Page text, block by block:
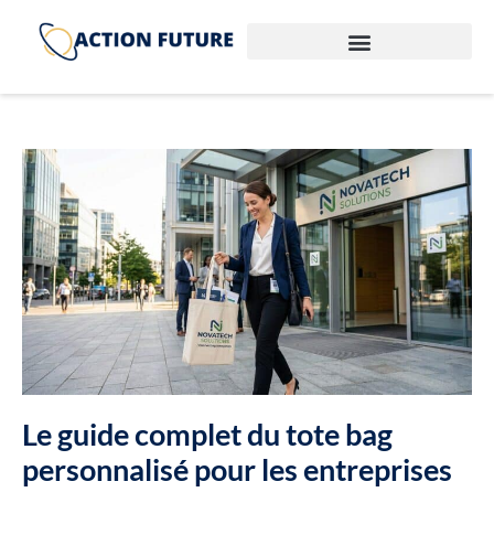
Le guide complet du tote bag
personnalisé pour les entreprises